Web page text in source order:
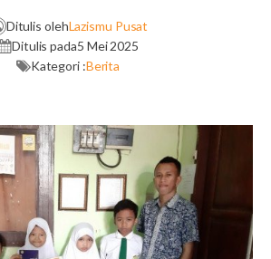
Ditulis olehLazismu Pusat
Ditulis pada5 Mei 2025
Kategori :Berita